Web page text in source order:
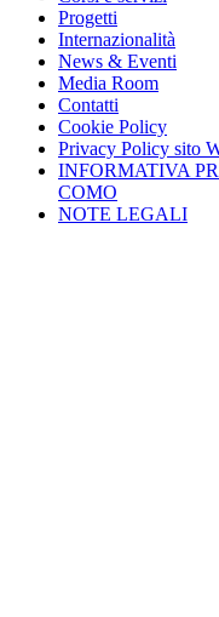
Progetti
Internazionalità
News & Eventi
Media Room
Contatti
Cookie Policy
Privacy Policy sito
INFORMATIVA
COMO
NOTE LEGALI